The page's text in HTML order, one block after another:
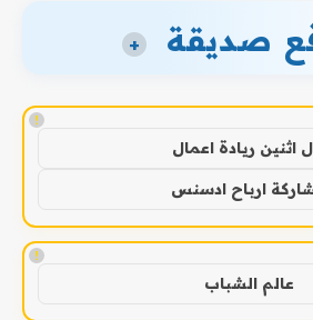
صديقة +
!
اثنين ريادة اعمال
ارباح ادسنس
!
عالم الشباب